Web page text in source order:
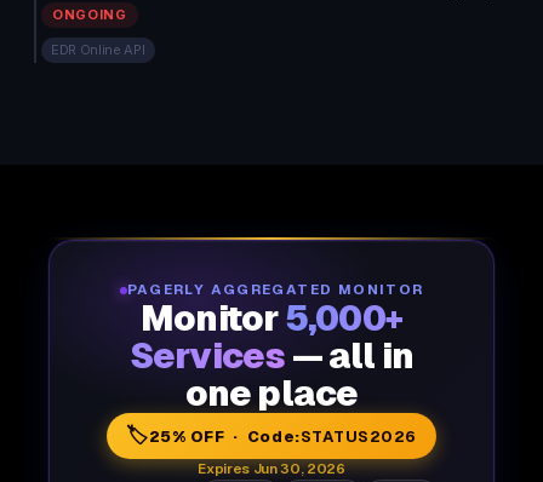
ONGOING
EDR Online API
PAGERLY AGGREGATED MONITOR
Monitor5,000+
Services — all in
one place
🏷️25% OFF · Code:STATUS2026
Expires Jun 30, 2026